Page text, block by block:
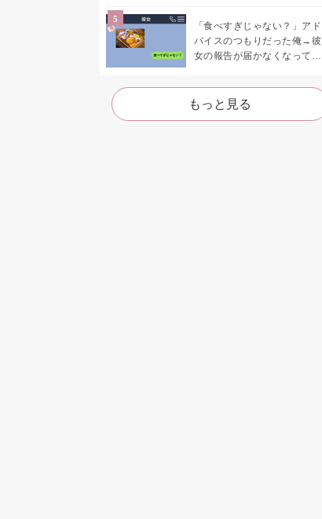
「食べすぎじゃない？」アド
バイスのつもりだった俺→彼
女の報告が届かなくなって、
た
もっと見る